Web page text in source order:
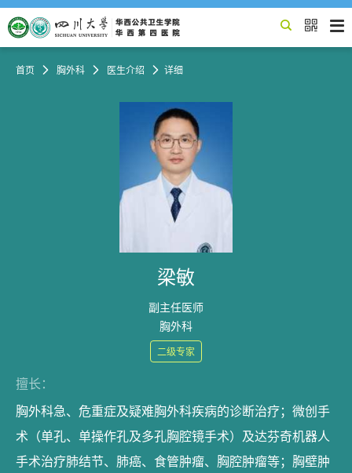
 
首页  胸外科  医生介绍  详细
梁敏
副主任医师
胸外科
二级专家
擅长：
胸外科急、危重症及疑难胸外科疾病的诊断治疗；微创手
术（单孔、单操作孔及多孔胸腔镜手术）及达芬奇机器人
手术治疗肺结节、肺癌、食管肿瘤、胸腔肿瘤等；胸壁肿